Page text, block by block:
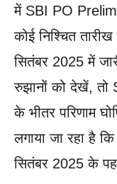
में SBI PO
कोई निश्चित
सितंबर 2025 में
रुझानों को देखें, तो
के भीतर परिणाम
लगाया जा रहा है
सितंबर 2025 के